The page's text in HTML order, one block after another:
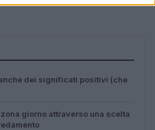
dei significati positivi (che
giorno attraverso una scelta